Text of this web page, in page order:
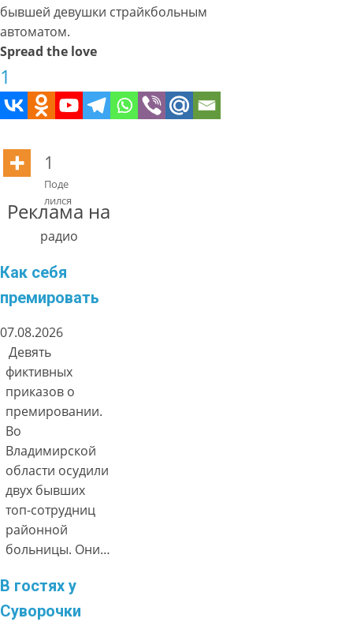
бывшей девушки страйкбольным
автоматом.
Spread the love
1
1
Поде
лился
Реклама на
радио
Как себя
премировать
07.08.2026
Девять
фиктивных
приказов о
премировании.
Во
Владимирской
области осудили
двух бывших
топ-сотрудниц
районной
больницы. Они…
В гостях у
Суворочки